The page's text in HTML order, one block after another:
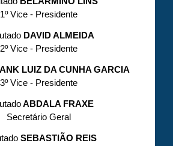
1º Vice - Presidente
DAVID ALMEIDA
2º Vice - Presidente
LUIZ DA CUNHA GARCIA
3º Vice - Presidente
ABDALA FRAXE
Secretário Geral
SEBASTIÃO REIS